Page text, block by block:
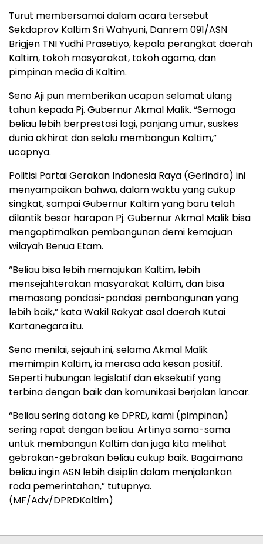
Turut membersamai dalam acara tersebut
Sekdaprov Kaltim Sri Wahyuni, Danrem 091/ASN
Brigjen TNI Yudhi Prasetiyo, kepala perangkat daerah
Kaltim, tokoh masyarakat, tokoh agama, dan
pimpinan media di Kaltim.
Seno Aji pun memberikan ucapan selamat ulang
tahun kepada Pj. Gubernur Akmal Malik. “Semoga
beliau lebih berprestasi lagi, panjang umur, suskes
dunia akhirat dan selalu membangun Kaltim,”
ucapnya.
Politisi Partai Gerakan Indonesia Raya (Gerindra) ini
menyampaikan bahwa, dalam waktu yang cukup
singkat, sampai Gubernur Kaltim yang baru telah
dilantik besar harapan Pj. Gubernur Akmal Malik bisa
mengoptimalkan pembangunan demi kemajuan
wilayah Benua Etam.
“Beliau bisa lebih memajukan Kaltim, lebih
mensejahterakan masyarakat Kaltim, dan bisa
memasang pondasi-pondasi pembangunan yang
lebih baik,” kata Wakil Rakyat asal daerah Kutai
Kartanegara itu.
Seno menilai, sejauh ini, selama Akmal Malik
memimpin Kaltim, ia merasa ada kesan positif.
Seperti hubungan legislatif dan eksekutif yang
terbina dengan baik dan komunikasi berjalan lancar.
“Beliau sering datang ke DPRD, kami (pimpinan)
sering rapat dengan beliau. Artinya sama-sama
untuk membangun Kaltim dan juga kita melihat
gebrakan-gebrakan beliau cukup baik. Bagaimana
beliau ingin ASN lebih disiplin dalam menjalankan
roda pemerintahan,” tutupnya.
(MF/Adv/DPRDKaltim)